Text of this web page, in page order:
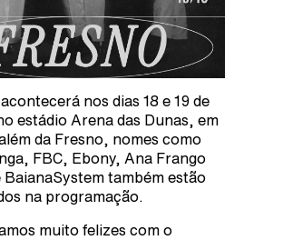
nos dias 18 e 19 de
estádio Arena das Dunas, em
da Fresno, nomes como
FBC, Ebony, Ana Frango
BaianaSystem também estão
na programação.
muito felizes com o